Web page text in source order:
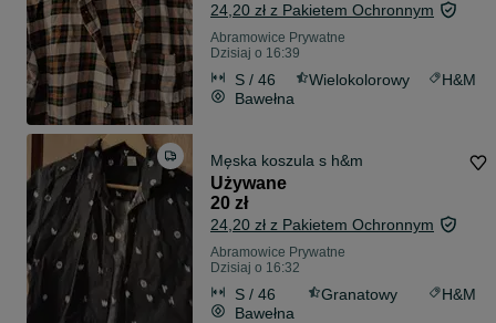
24,20 zł z Pakietem Ochronnym
Abramowice Prywatne
Dzisiaj o 16:39
S / 46 Wielokolorowy
H&M
Bawełna
Męska koszula s h&m
Używane
20 zł
24,20 zł z Pakietem Ochronnym
Abramowice Prywatne
Dzisiaj o 16:32
S / 46 Granatowy
H&M
Bawełna